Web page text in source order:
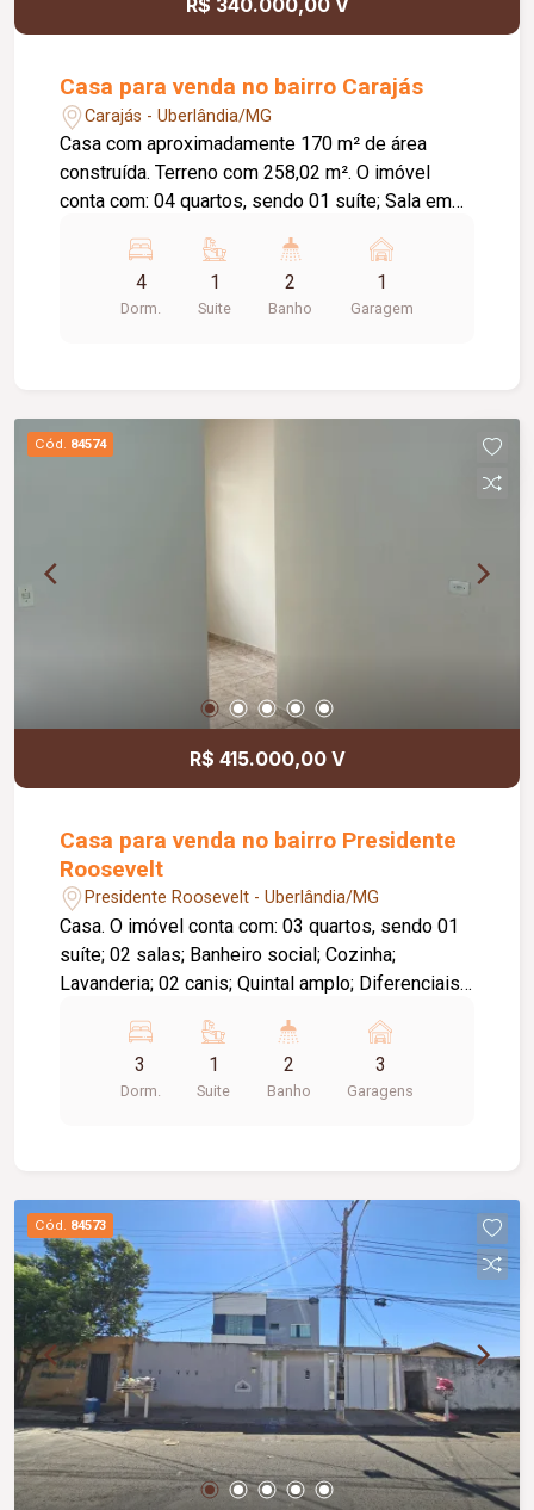
R$ 340.000,00 V
Casa para venda no bairro Carajás
Carajás - Uberlândia/MG
Casa com aproximadamente 170 m² de área
construída. Terreno com 258,02 m². O imóvel
conta com: 04 quartos, sendo 01 suíte; Sala em
Cozinha; Lavanderia; 02 despensas; Quintal; 01
vaga de garagem; Diferenciais: Toda murada;
Portão eletrônico; Cerca elétrica; Sistema de
4
Dorm.
1
Suite
2
Banho
1
Garagem
Cód. 84574
R$ 415.000,00 V
Casa para venda no bairro Presidente
Roosevelt
Presidente Roosevelt - Uberlândia/MG
Casa. O imóvel conta com: 03 quartos, sendo 01
suíte; 02 salas; Banheiro social; Cozinha;
Lavanderia; 02 canis; Quintal amplo; Diferenciais:
aproveitamento; Localização privilegiada,
próxima a supermercado, comércio e serviços da
3
Dorm.
1
Suite
2
Banho
3
Garagens
Cód. 84573